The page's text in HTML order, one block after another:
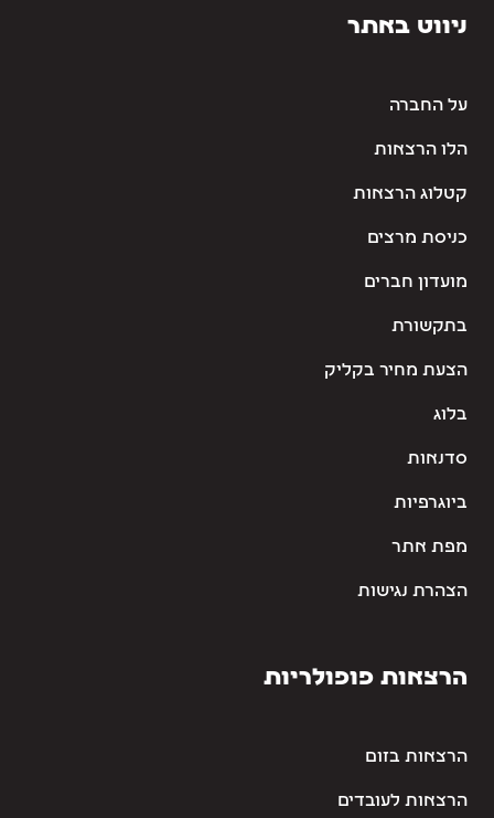
ניווט באתר
על החברה
הלו הרצאות
קטלוג הרצאות
כניסת מרצים
מועדון חברים
בתקשורת
הצעת מחיר בקליק
בלוג
סדנאות
ביוגרפיות
מפת אתר
הצהרת נגישות
הרצאות פופולריות
הרצאות בזום
הרצאות לעובדים